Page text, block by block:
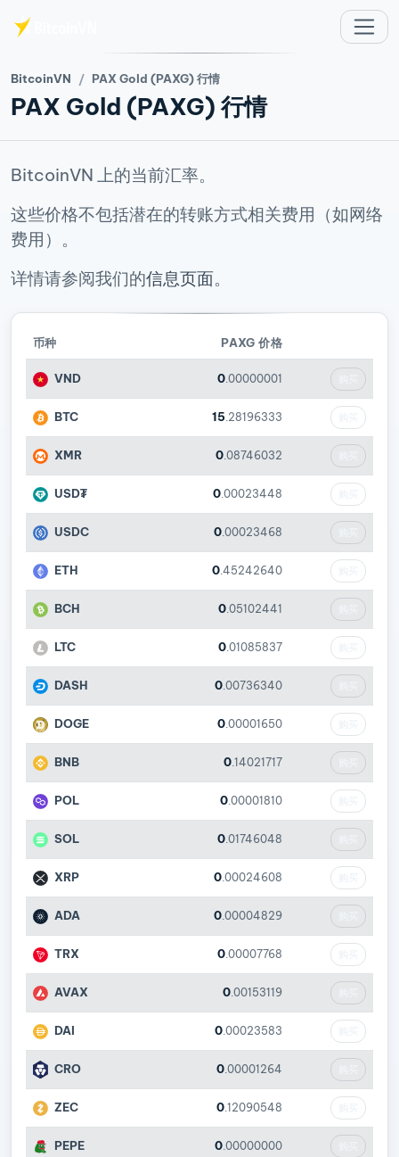
BitcoinVN PAX Gold (PAXG) 行情
PAX Gold (PAXG) 行情
BitcoinVN 上的当前汇率。
这些价格不包括潜在的转账方式相关费用（如网络
费用）。
详情请参阅我们的信息页面。
币种 PAXG 价格
VND 0 .00000001
BTC 15 .28196333
XMR 0 .08746032
USD₮ 0 .00023448
USDC 0 .00023468
ETH 0 .45242640
BCH 0 .05102441
LTC 0 .01085837
DASH 0 .00736340
DOGE 0 .00001650
BNB 0 .14021717
POL 0 .00001810
SOL 0 .01746048
XRP 0 .00024608
ADA 0 .00004829
TRX 0 .00007768
AVAX 0 .00153119
DAI 0 .00023583
CRO 0 .00001264
ZEC 0 .12090548
PEPE 0 .00000000